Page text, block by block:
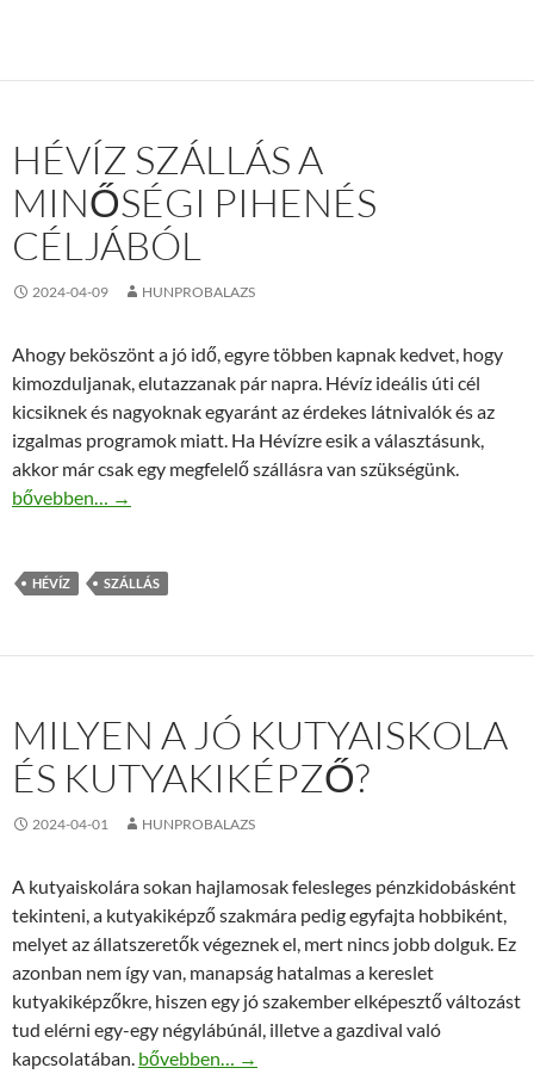
HÉVÍZ SZÁLLÁS A
MINŐSÉGI PIHENÉS
CÉLJÁBÓL
2024-04-09 HUNPROBALAZS
Ahogy beköszönt a jó idő, egyre többen kapnak kedvet, hogy
kimozduljanak, elutazzanak pár napra. Hévíz ideális úti cél
kicsiknek és nagyoknak egyaránt az érdekes látnivalók és az
izgalmas programok miatt. Ha Hévízre esik a választásunk,
akkor már csak egy megfelelő szállásra van szükségünk.
Hévíz szállás a minőségi pihenés céljából
bővebben… →
HÉVÍZ SZÁLLÁS
MILYEN A JÓ KUTYAISKOLA
ÉS KUTYAKIKÉPZŐ?
2024-04-01 HUNPROBALAZS
A kutyaiskolára sokan hajlamosak felesleges pénzkidobásként
tekinteni, a kutyakiképző szakmára pedig egyfajta hobbiként,
melyet az állatszeretők végeznek el, mert nincs jobb dolguk. Ez
azonban nem így van, manapság hatalmas a kereslet
kutyakiképzőkre, hiszen egy jó szakember elképesztő változást
tud elérni egy-egy négylábúnál, illetve a gazdival való
kapcsolatában. Milyen a jó kutyaiskola és kutyakiképző?
bővebben… →